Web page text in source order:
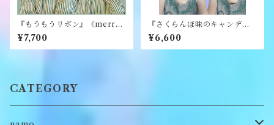
『もうもうリボン』《merry
yarn》
¥7,700
『さくらんぼ味のキャンディ
ハット』《merry yarn》
¥6,600
CATEGORY